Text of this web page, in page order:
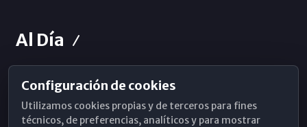
Al Día
Horarios de Misa
Hemeroteca
Configuración de cookies
Utilizamos cookies propias y de terceros para fines
técnicos, de preferencias, analíticos y para mostrar